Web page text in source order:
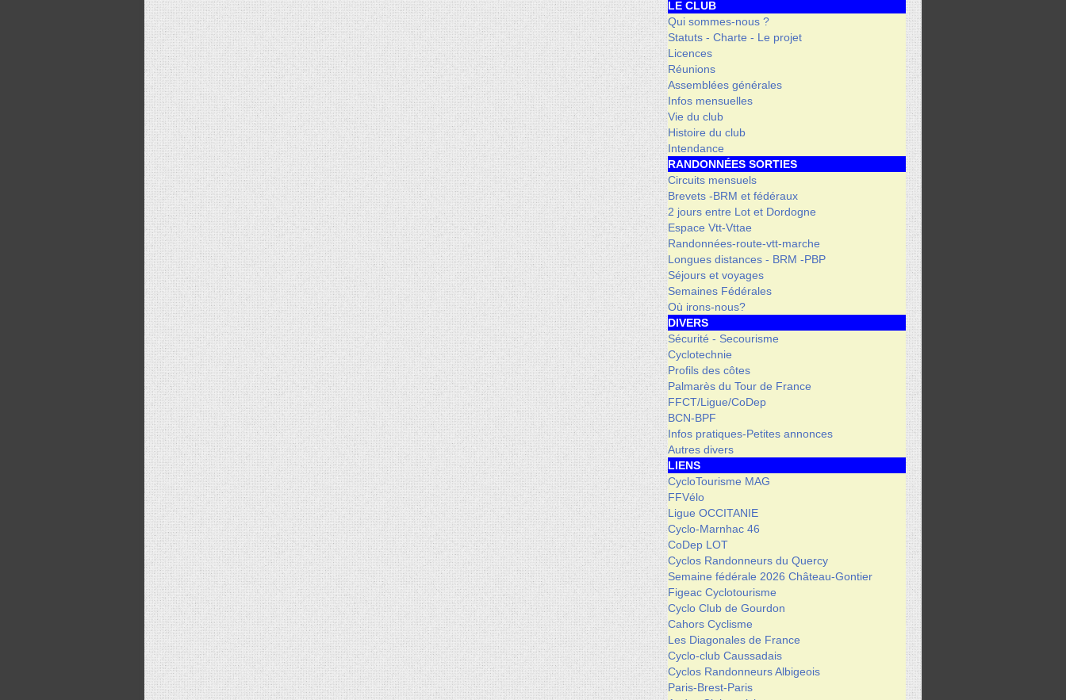
LE CLUB
Qui sommes-nous ?
Statuts - Charte - Le projet
Licences
Réunions
Assemblées générales
Infos mensuelles
Vie du club
Histoire du club
Intendance
RANDONNÉES SORTIES
Circuits mensuels
Brevets -BRM et fédéraux
2 jours entre Lot et Dordogne
Espace Vtt-Vttae
Randonnées-route-vtt-marche
Longues distances - BRM -PBP
Séjours et voyages
Semaines Fédérales
Où irons-nous?
DIVERS
Sécurité - Secourisme
Cyclotechnie
Profils des côtes
Palmarès du Tour de France
FFCT/Ligue/CoDep
BCN-BPF
Infos pratiques-Petites annonces
Autres divers
LIENS
CycloTourisme MAG
FFVélo
Ligue OCCITANIE
Cyclo-Marnhac 46
CoDep LOT
Cyclos Randonneurs du Quercy
Semaine fédérale 2026 Château-Gontier
Figeac Cyclotourisme
Cyclo Club de Gourdon
Cahors Cyclisme
Les Diagonales de France
Cyclo-club Caussadais
Cyclos Randonneurs Albigeois
Paris-Brest-Paris